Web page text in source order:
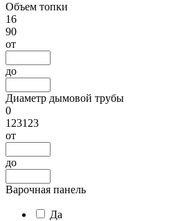
Объем топки
16
90
от
до
Диаметр дымовой трубы
0
123123
от
до
Варочная панель
Да